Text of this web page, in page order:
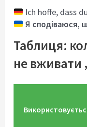
Ich hoffe, dass
Я сподіваюся,
Таблиця:
не вживати